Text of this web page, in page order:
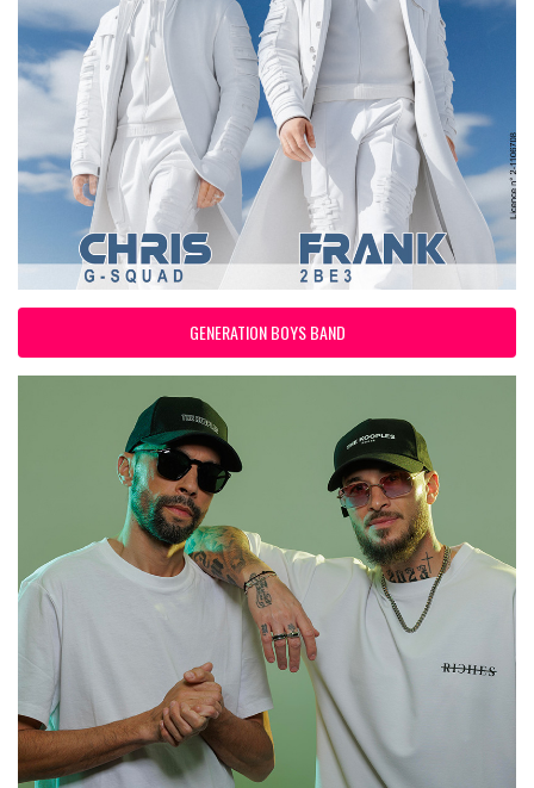
GENERATION BOYS BAND